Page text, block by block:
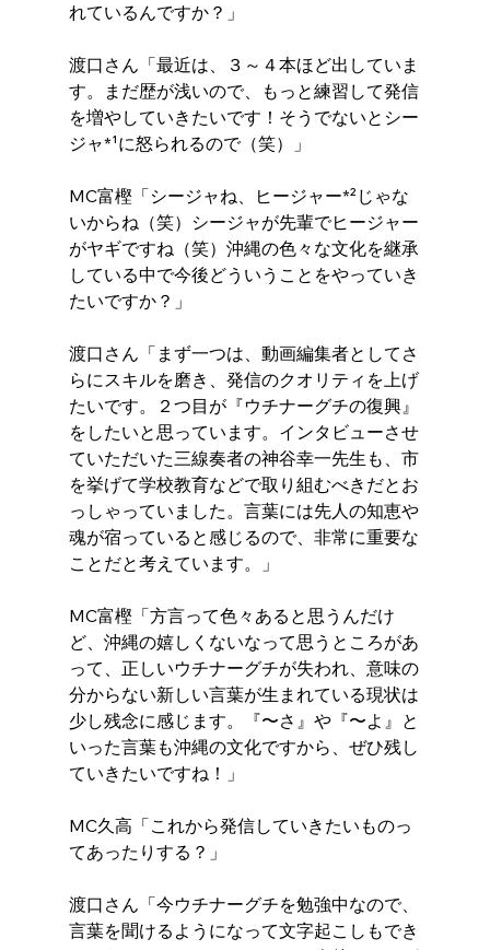
れているんですか？」
渡口さん「最近は、３～４本ほど出していま
す。まだ歴が浅いので、もっと練習して発信
を増やしていきたいです！そうでないとシー
ジャ*¹に怒られるので（笑）」
MC富樫「シージャね、ヒージャー*²じゃな
いからね（笑）シージャが先輩でヒージャー
がヤギですね（笑）沖縄の色々な文化を継承
している中で今後どういうことをやっていき
たいですか？」
渡口さん「まず一つは、動画編集者としてさ
らにスキルを磨き、発信のクオリティを上げ
たいです。２つ目が『ウチナーグチの復興』
をしたいと思っています。インタビューさせ
ていただいた三線奏者の神谷幸一先生も、市
を挙げて学校教育などで取り組むべきだとお
っしゃっていました。言葉には先人の知恵や
魂が宿っていると感じるので、非常に重要な
ことだと考えています。」
MC富樫「方言って色々あると思うんだけ
ど、沖縄の嬉しくないなって思うところがあ
って、正しいウチナーグチが失われ、意味の
分からない新しい言葉が生まれている現状は
少し残念に感じます。『〜さ』や『〜よ』と
いった言葉も沖縄の文化ですから、ぜひ残し
ていきたいですね！」
MC久高「これから発信していきたいものっ
てあったりする？」
渡口さん「今ウチナーグチを勉強中なので、
言葉を聞けるようになって文字起こしもでき